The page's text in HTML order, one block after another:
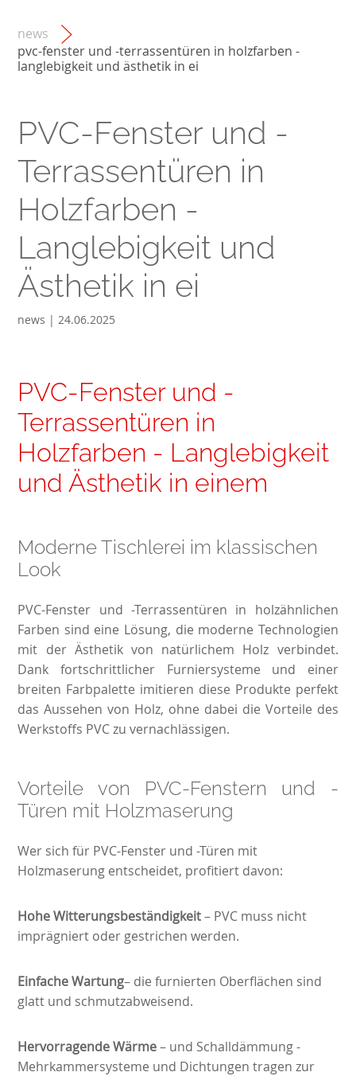
news
pvc-fenster und -terrassentüren in holzfarben -
langlebigkeit und ästhetik in ei
PVC-Fenster und -
Terrassentüren in
Holzfarben -
Langlebigkeit und
Ästhetik in ei
news | 24.06.2025
PVC-Fenster und -
Terrassentüren in
Holzfarben - Langlebigkeit
und Ästhetik in einem
Moderne Tischlerei im klassischen
Look
PVC-Fenster und -Terrassentüren in holzähnlichen
Farben sind eine Lösung, die moderne Technologien
mit der Ästhetik von natürlichem Holz verbindet.
Dank fortschrittlicher Furniersysteme und einer
breiten Farbpalette imitieren diese Produkte perfekt
das Aussehen von Holz, ohne dabei die Vorteile des
Werkstoffs PVC zu vernachlässigen.
Vorteile von PVC-Fenstern und -
Türen mit Holzmaserung
Wer sich für PVC-Fenster und -Türen mit
Holzmaserung entscheidet, profitiert davon:
Hohe Witterungsbeständigkeit– PVC muss nicht
imprägniert oder gestrichen werden.
Einfache Wartung– die furnierten Oberflächen sind
glatt und schmutzabweisend.
Hervorragende Wärme– und Schalldämmung -
Mehrkammersysteme und Dichtungen tragen zur